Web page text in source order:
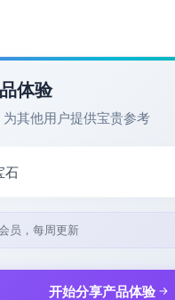
体验
其他用户提供宝贵参考
石
员，每周更新
开始分享产品体验